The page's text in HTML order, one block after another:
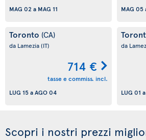
MAG 02 a MAG 11
MAG 05
Toronto (CA)
da Lamezia(IT)
714 €
tasse e commiss. incl.
LUG 15aAGO 04
da
LUG 01 a
Scopri i nostri prezzi